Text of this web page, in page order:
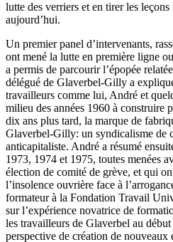
lutte des verriers et en tirer les
aujourd’hui.
Un premier panel d’intervenants,
ont mené la lutte en première ligne
a permis de parcourir l’épopée
délégué de Glaverbel-Gilly a
travailleurs comme lui, André et
milieu des années 1960 à construire
dix ans plus tard, la marque de
Glaverbel-Gilly: un syndicalisme de
anticapitaliste. André a résumé
1973, 1974 et 1975, toutes menées
élection de comité de grève, et qui
l’insolence ouvrière face à
formateur à la Fondation Travail
sur l’expérience novatrice de
les travailleurs de Glaverbel au début
perspective de création de nouveaux